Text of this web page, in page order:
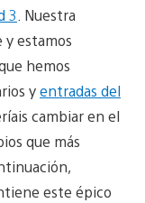
3 . Nuestra
estamos
hemos
yentradas del
cambiar en el
que más
este épico